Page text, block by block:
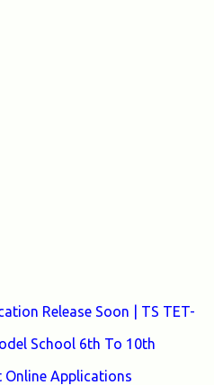
Release Soon | TS TET-
School 6th To 10th
Online Applications